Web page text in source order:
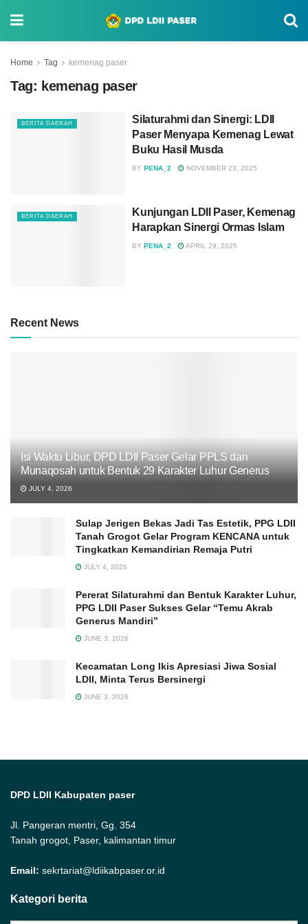
Home Tag kemenag paser
Tag: kemenag paser
BERITA DAERAH
Silaturahmi dan Sinergi: LDII
Paser Menyapa Kemenag Lewat
Buku Hasil Musda
BY PENA_2 NOVEMBER 23, 2025
BERITA DAERAH
Kunjungan LDII Paser, Kemenag
Harapkan Sinergi Ormas Islam
BY PENA_2 APRIL 29, 2025
Recent News
Isi Waktu Libur, DPD LDII Paser Gelar PPLS dan
Munaqosah untuk Bentuk 29 Karakter Luhur Generus
JULY 4, 2026
Sulap Jerigen Bekas Jadi Tas Estetik, PPG LDII
Tanah Grogot Gelar Program KENCANA untuk
Tingkatkan Kemandirian Remaja Putri
JULY 4, 2026
Pererat Silaturahmi dan Bentuk Karakter Luhur,
PPG LDII Paser Sukses Gelar “Temu Akrab
Generus Mandiri”
JUNE 3, 2026
Kecamatan Long Ikis Apresiasi Jiwa Sosial
LDII, Minta Terus Bersinergi
JUNE 3, 2026
DPD LDII Kabupaten paser
Jl. Pangeran mentri, Gg. 354
Tanah grogot, Paser, kalimantan timur
Email: sekrtariat@ldiikabpaser.or.id
Kategori berita